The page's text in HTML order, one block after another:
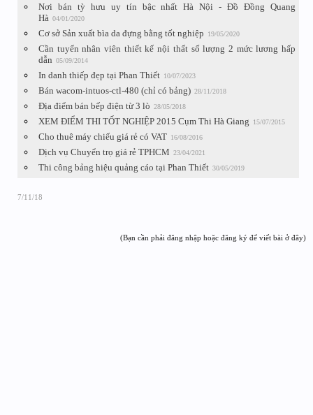
Nơi bán tỳ hưu uy tín bậc nhất Hà Nội - Đồ Đồng Quang
Hà 04/01/2020
Cơ sở Sản xuất bìa da đựng bằng tốt nghiệp 19/05/2020
Cần tuyển nhân viên thiết kế nội thất số lượng 2 mức lương hấp
dẫn 05/09/2014
In danh thiếp đẹp tại Phan Thiết 10/07/2023
Bán wacom-intuos-ctl-480 (chỉ có bảng) 28/11/2018
Địa điểm bán bếp điện từ 3 lò 28/05/2018
XEM ĐIỂM THI TỐT NGHIỆP 2015 Cụm Thi Hà Giang 15/07/2015
Cho thuê máy chiếu giá rẻ có VAT 16/08/2016
Dịch vụ Chuyển trọ giá rẻ TPHCM 23/04/2021
Thi công bảng hiệu quảng cáo tại Phan Thiết 30/05/2019
7/11/18
(Bạn cần phải đăng nhập hoặc đăng ký để viết bài ở đây)